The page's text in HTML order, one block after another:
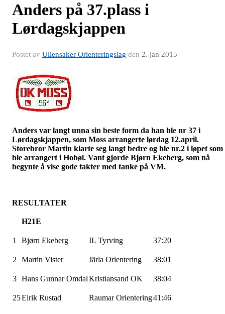
Anders på 37.plass i
Lørdagskjappen
Postet av Ullensaker Orienteringslag den 2. jan 2015
Anders var langt unna sin beste form da han ble nr 37 i
Lørdagskjappen, som Moss arrangerte lørdag 12.april.
Storebror Martin klarte seg langt bedre og ble nr.2 i løpet som
ble arrangert i Hobøl. Vant gjorde Bjørn Ekeberg, som nå
begynte å vise gode takter med tanke på VM.
RESULTATER
H21E
1 Bjørn Ekeberg IL Tyrving 37:20
2 Martin Vister Järla Orientering 38:01
3 Hans Gunnar OmdalKristiansand OK 38:04
25Eirik Rustad RaumarOrientering41:46